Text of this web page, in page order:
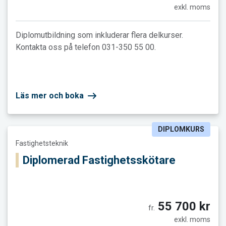
exkl. moms
Diplomutbildning som inkluderar flera delkurser.
Kontakta oss på telefon 031-350 55 00.
Läs mer och boka
Läs mer och boka Diplomerad FastighetsskötareDIPLOMKURS
Fastighetsteknik
Diplomerad Fastighetsskötare
fr. 55 700 kr
exkl. moms